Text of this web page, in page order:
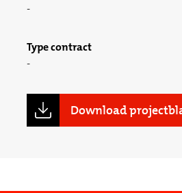
Type contract
Download